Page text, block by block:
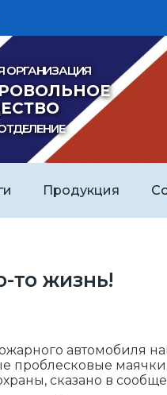
ОРГАНИЗАЦИЯ
Продукция
то жизнь!
автомобиля
сказано в